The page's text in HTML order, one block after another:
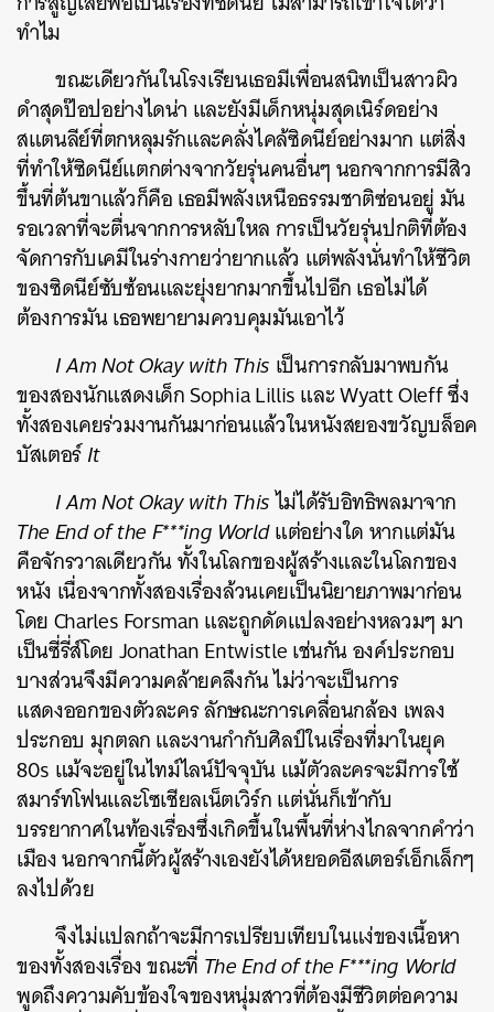
ทำไม
ขณะเดียวกันในโรงเรียนเธอมีเพื่อนสนิทเป็นสาวผิว
ดำสุดป๊อปอย่างไดน่า และยังมีเด็กหนุ่มสุดเนิร์ดอย่าง
สแตนลีย์ที่ตกหลุมรักและคลั่งไคล้ซิดนีย์อย่างมาก แต่สิ่ง
ที่ทำให้ซิดนีย์แตกต่างจากวัยรุ่นคนอื่นๆ นอกจากการมีสิว
ขึ้นที่ต้นขาแล้วก็คือ เธอมีพลังเหนือธรรมชาติซ่อนอยู่ มัน
รอเวลาที่จะตื่นจากการหลับใหล การเป็นวัยรุ่นปกติที่ต้อง
จัดการกับเคมีในร่างกายว่ายากแล้ว แต่พลังนั่นทำให้ชีวิต
ของซิดนีย์ซับซ้อนและยุ่งยากมากขึ้นไปอีก เธอไม่ได้
ต้องการมัน เธอพยายามควบคุมมันเอาไว้
I Am Not Okay with This เป็นการกลับมาพบกัน
ของสองนักแสดงเด็ก Sophia Lillis และ Wyatt Oleff ซึ่ง
ทั้งสองเคยร่วมงานกันมาก่อนแล้วในหนังสยองขวัญบล็อค
บัสเตอร์It
I Am Not Okay with Thisไม่ได้รับอิทธิพลมาจาก
The End of the F***ing Worldแต่อย่างใด หากแต่มัน
คือจักรวาลเดียวกัน ทั้งในโลกของผู้สร้างและในโลกของ
หนัง เนื่องจากทั้งสองเรื่องล้วนเคยเป็นนิยายภาพมาก่อน
โดยCharles Forsmanและถูกดัดแปลงอย่างหลวมๆ มา
เป็นซี่รี่ส์โดย Jonathan Entwistleเช่นกันองค์ประกอบ
บางส่วนจึงมีความคล้ายคลึงกัน ไม่ว่าจะเป็นการ
แสดงออกของตัวละคร ลักษณะการเคลื่อนกล้อง เพลง
ประกอบ มุกตลก และงานกำกับศิลป์ในเรื่องที่มาในยุค
80s แม้จะอยู่ในไทม์ไลน์ปัจจุบัน แม้ตัวละครจะมีการใช้
สมาร์ทโฟนและโซเชียลเน็ตเวิร์ก แต่นั่นก็เข้ากับ
บรรยากาศในท้องเรื่องซึ่งเกิดขึ้นในพื้นที่ห่างไกลจากคำว่า
เมือง นอกจากนี้ตัวผู้สร้างเองยังได้หยอดอีสเตอร์เอ็กเล็กๆ
ลงไปด้วย
จึงไม่แปลกถ้าจะมีการเปรียบเทียบในแง่ของเนื้อหา
ของทั้งสองเรื่อง ขณะที่ The End of the F***ing World
พูดถึงความคับข้องใจของหนุ่มสาวที่ต้องมีชีวิตต่อความ